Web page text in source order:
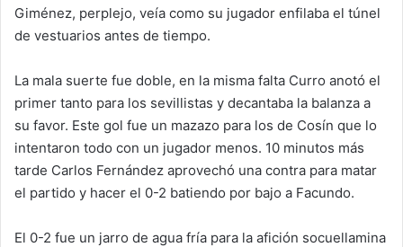
Giménez, perplejo, veía como su jugador enfilaba el túnel
de vestuarios antes de tiempo.
La mala suerte fue doble, en la misma falta Curro anotó el
primer tanto para los sevillistas y decantaba la balanza a
su favor. Este gol fue un mazazo para los de Cosín que lo
intentaron todo con un jugador menos. 10 minutos más
tarde Carlos Fernández aprovechó una contra para matar
el partido y hacer el 0-2 batiendo por bajo a Facundo.
El 0-2 fue un jarro de agua fría para la afición socuellamina